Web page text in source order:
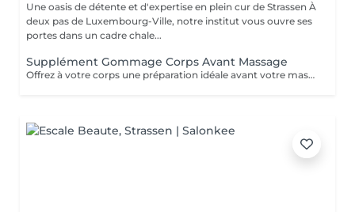
Une oasis de détente et d'expertise en plein cur de Strassen À
deux pas de Luxembourg-Ville, notre institut vous ouvre ses
portes dans un cadre chale...
Supplément Gommage Corps Avant Massage
Offrez à votre corps une préparation idéale avant votre massage grâce à notre gommage corps exfoliant. Ce soin permet d'éliminer en douceur les cellules mortes, d'affiner le grain de peau et de stimuler la circulation, afin de maximiser les bienfaits du massage. La peau est plus lisse, plus douce et absorbe mieux les huiles et actifs utilisés pendant le massage.